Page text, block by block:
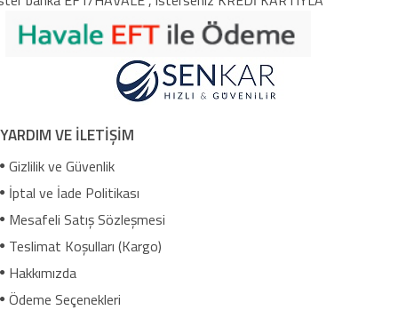
YARDIM VE İLETİŞİM
Gizlilik ve Güvenlik
İptal ve İade Politikası
Mesafeli Satış Sözleşmesi
Teslimat Koşulları (Kargo)
Hakkımızda
Ödeme Seçenekleri